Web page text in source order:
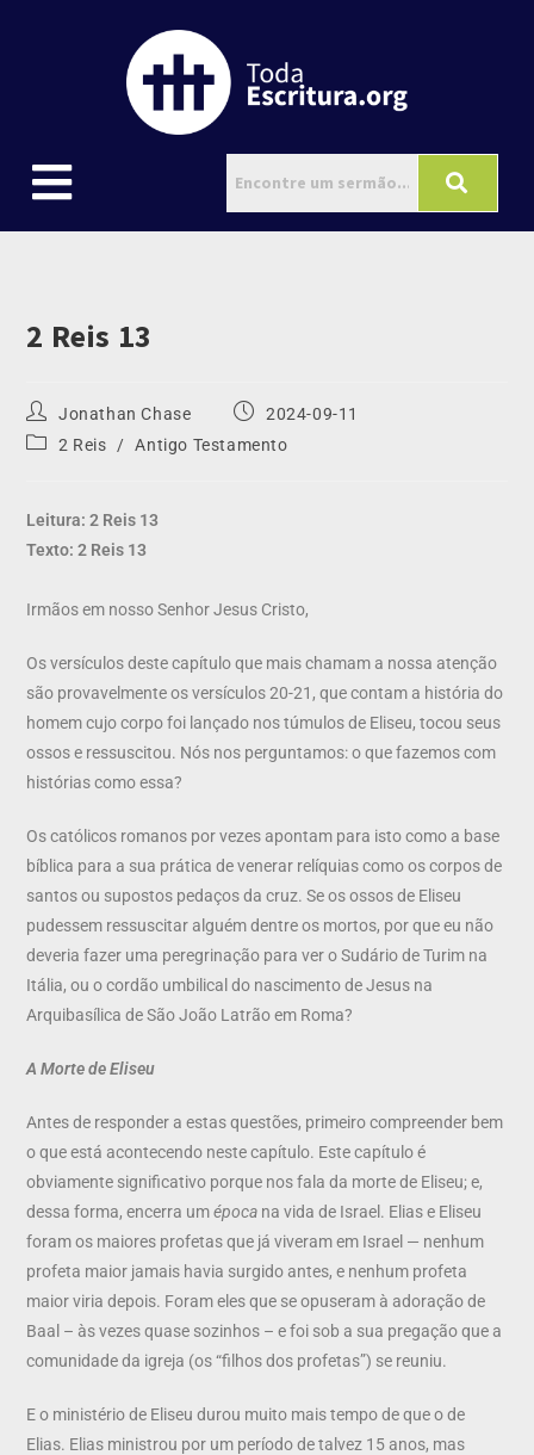
2 Reis 13
Jonathan Chase
2024-09-11
2 Reis
/ Antigo Testamento
Leitura: 2 Reis 13
Texto: 2 Reis 13
Irmãos em nosso Senhor Jesus Cristo,
Os versículos deste capítulo que mais chamam a nossa atenção
são provavelmente os versículos 20-21, que contam a história do
homem cujo corpo foi lançado nos túmulos de Eliseu, tocou seus
ossos e ressuscitou. Nós nos perguntamos: o que fazemos com
histórias como essa?
Os católicos romanos por vezes apontam para isto como a base
bíblica para a sua prática de venerar relíquias como os corpos de
santos ou supostos pedaços da cruz. Se os ossos de Eliseu
pudessem ressuscitar alguém dentre os mortos, por que eu não
deveria fazer uma peregrinação para ver o Sudário de Turim na
Itália, ou o cordão umbilical do nascimento de Jesus na
Arquibasílica de São João Latrão em Roma?
A Morte de Eliseu
Antes de responder a estas questões, primeiro compreender bem
o que está acontecendo neste capítulo. Este capítulo é
obviamente significativo porque nos fala da morte de Eliseu; e,
dessa forma, encerra umépoca na vida de Israel. Elias e Eliseu
foram os maiores profetas que já viveram em Israel — nenhum
profeta maior jamais havia surgido antes, e nenhum profeta
maior viria depois. Foram eles que se opuseram à adoração de
Baal – às vezes quase sozinhos – e foi sob a sua pregação que a
comunidade da igreja (os “filhos dos profetas”) se reuniu.
E o ministério de Eliseu durou muito mais tempo de que o de
Elias. Elias ministrou por um período de talvez 15 anos, mas